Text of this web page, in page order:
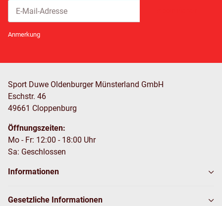
Anmerkung
Sport Duwe Oldenburger Münsterland GmbH
Eschstr. 46
49661 Cloppenburg
Öffnungszeiten:
Mo - Fr: 12:00 - 18:00 Uhr
Sa: Geschlossen
Informationen
Gesetzliche Informationen